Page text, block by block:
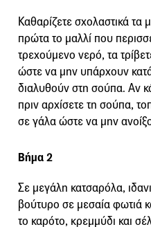
Καθαρίζετε σχολαστικά τα
πρώτα το μαλλί που
τρεχούμενο νερό, τα
ώστε να μην υπάρχουν
διαλυθούν στη σούπα. Αν
πριν αρχίσετε τη σούπα,
σε γάλα ώστε να μην
Βήμα 2
Σε μεγάλη κατσαρόλα,
βούτυρο σε μεσαία φωτιά
το καρότο, κρεμμύδι και